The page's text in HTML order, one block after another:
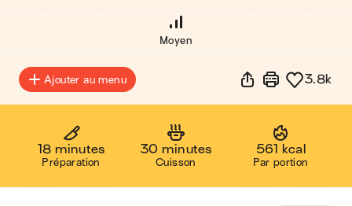
Moyen
Ajouter au menu 3.8k
18 minutes
Préparation
30 minutes
Cuisson
561 kcal
Par portion